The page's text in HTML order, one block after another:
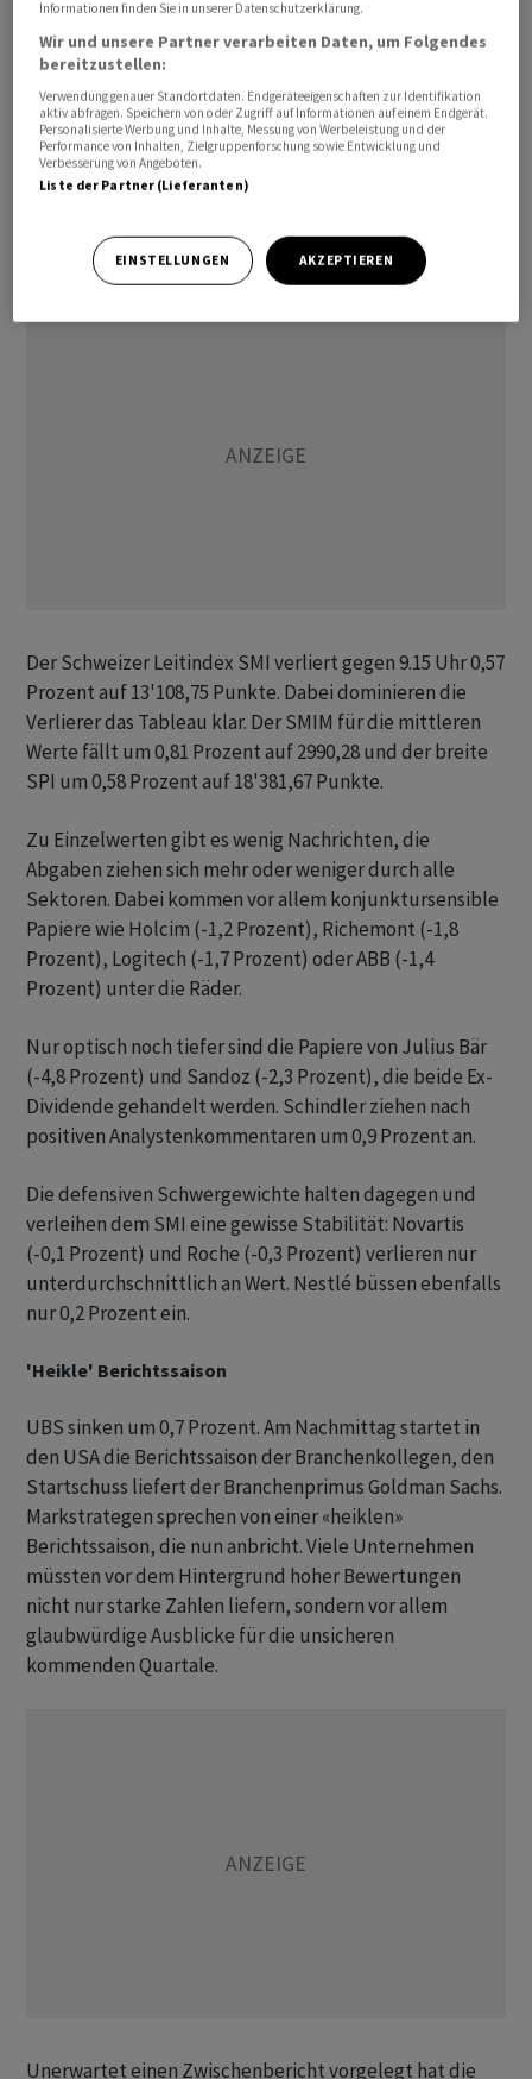
Bei den Ölpreisen kam es in der Folge wieder zu einem
Anstieg. Ein Barrel Brent zur Lieferung im Juni kostete
zuletzt 101,65 US-Dollar. Vor dem Start der
Verhandlungen zwischen den USA und dem Iran in der
pakistanischen Hauptstadt Islamabad am Samstag
hatte der Preis pro Barrel noch bei 95,20 Dollar gelegen.
für die Inflations- und Konjunktursorgen am Markt.
Der Schweizer Leitindex SMI verliert gegen 9.15 Uhr 0,57
Prozent auf 13'108,75 Punkte. Dabei dominieren die
Verlierer das Tableau klar. Der SMIM für die mittleren
Werte fällt um 0,81 Prozent auf 2990,28 und der breite
SPI um 0,58 Prozent auf 18'381,67 Punkte.
Zu Einzelwerten gibt es wenig Nachrichten, die
Abgaben ziehen sich mehr oder weniger durch alle
Sektoren. Dabei kommen vor allem konjunktursensible
Papiere wie Holcim (-1,2 Prozent), Richemont (-1,8
Prozent), Logitech (-1,7 Prozent) oder ABB (-1,4
Prozent) unter die Räder.
Nur optisch noch tiefer sind die Papiere von Julius Bär
(-4,8 Prozent) und Sandoz (-2,3 Prozent), die beide Ex-
Dividende gehandelt werden. Schindler ziehen nach
positiven Analystenkommentaren um 0,9 Prozent an.
Die defensiven Schwergewichte halten dagegen und
verleihen dem SMI eine gewisse Stabilität: Novartis
(-0,1 Prozent) und Roche (-0,3 Prozent) verlieren nur
unterdurchschnittlich an Wert. Nestlé büssen ebenfalls
nur 0,2 Prozent ein.
'Heikle' Berichtssaison
UBS sinken um 0,7 Prozent. Am Nachmittag startet in
den USA die Berichtssaison der Branchenkollegen, den
Startschuss liefert der Branchenprimus Goldman Sachs.
Markstrategen sprechen von einer «heiklen»
Berichtssaison, die nun anbricht. Viele Unternehmen
müssten vor dem Hintergrund hoher Bewertungen
nicht nur starke Zahlen liefern, sondern vor allem
glaubwürdige Ausblicke für die unsicheren
kommenden Quartale.
Unerwartet einen Zwischenbericht vorgelegt hat die
Informationen finden Sie in unserer Datenschutzerklärung.
Wir und unsere Partner verarbeiten Daten, um Folgendes
bereitzustellen:
Verwendung genauer Standortdaten. Endgeräteeigenschaften zur Identifikation
aktiv abfragen. Speichern von oder Zugriff auf Informationen auf einem Endgerät.
Personalisierte Werbung und Inhalte, Messung von Werbeleistung und der
Performance von Inhalten, Zielgruppenforschung sowie Entwicklung und
Verbesserung von Angeboten.
Liste der Partner (Lieferanten)
EINSTELLUNGEN AKZEPTIEREN